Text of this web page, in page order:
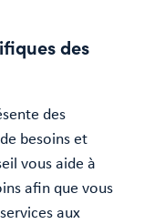
des
des
besoins et
vous aide à
afin que vous
aux